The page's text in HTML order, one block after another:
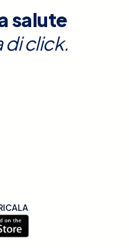
salute
di click.